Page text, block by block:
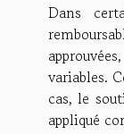
Dans
variables.
cas, le
appliqué